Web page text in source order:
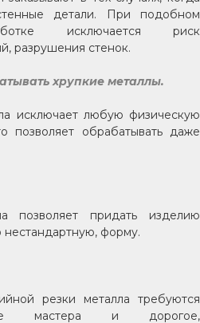
детали. При подобном
исключается риск
разрушения стенок.
хрупкие металлы.
исключает любую физическую
позволяет обрабатывать даже
позволяет придать изделию
форму.
резки металла требуются
мастера и дорогое,